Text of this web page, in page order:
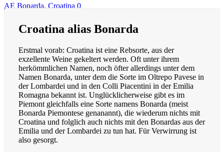
AE Bonarda, Croatina 0
Croatina alias Bonarda
Erstmal vorab: Croatina ist eine Rebsorte, aus der
exzellente Weine gekeltert werden. Oft unter ihrem
herkömmlichen Namen, noch öfter allerdings unter dem
Namen Bonarda, unter dem die Sorte im Oltrepo Pavese in
der Lombardei und in den Colli Piacentini in der Emilia
Romagna bekannt ist. Unglücklicherweise gibt es im
Piemont gleichfalls eine Sorte namens Bonarda (meist
Bonarda Piemontese genanannt), die wiederum nichts mit
Croatina und folglich auch nichts mit den Bonardas aus der
Emilia und der Lombardei zu tun hat. Für Verwirrung ist
also gesorgt.